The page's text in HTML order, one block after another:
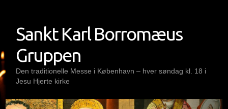
contentSankt Karl Borromæus
Gruppen
Den traditionelle Messe i København – hver søndag kl. 18 i
Jesu Hjerte kirke